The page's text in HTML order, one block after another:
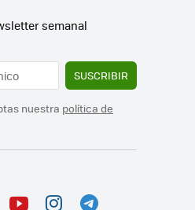
semanal
SUSCRIBIR
nuestra política de